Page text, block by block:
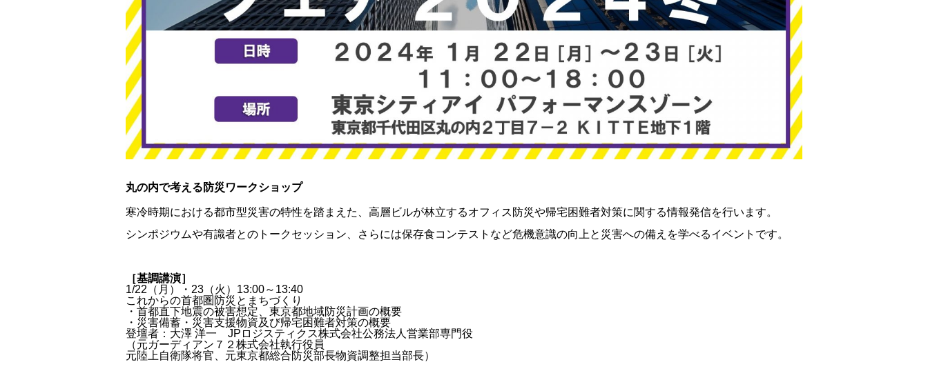
丸の内で考える防災ワークショップ
寒冷時期における都市型災害の特性を踏まえた、高層ビルが林立するオフィス防災や帰宅困難者対策に関する情報発信を行います。
シンポジウムや有識者とのトークセッション、さらには保存食コンテストなど危機意識の向上と災害への備えを学べるイベントです。
［基調講演］
1/22（月）・23（火）13:00～13:40
これからの首都圏防災とまちづくり
・首都直下地震の被害想定、東京都地域防災計画の概要
・災害備蓄・災害支援物資及び帰宅困難者対策の概要
登壇者：大澤 洋一 JPロジスティクス株式会社公務法人営業部専門役
（元ガーディアン７２株式会社執行役員
元陸上自衛隊将官、元東京都総合防災部長物資調整担当部長）